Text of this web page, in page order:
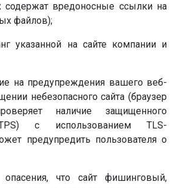
содержат вредоносные ссылки на
файлов);
указанной на сайте компании и
на предупреждения вашего веб-
небезопасного сайта (браузер
наличие защищенного
с использованием TLS-
предупредить пользователя о
что сайт фишинговый,